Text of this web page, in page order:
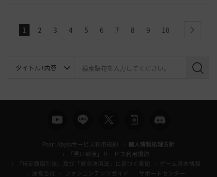
1 2 3 4 5 6 7 8 9 10 next
検
Pearl Abyssサービス利用規約
個人情報処理方針
「黒い砂漠」サービス利用規約
「特定商取引法」及び「資金決済法」に基づく表記
ゲーム基本情報
運営会社
ファンコンテンツガイド
サポートセンター